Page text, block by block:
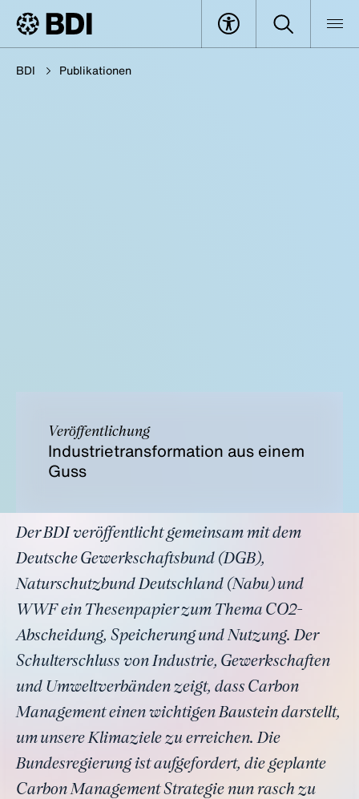
BDI Publikationen
Veröffentlichung
Industrietransformation aus einem
Guss
Der BDI veröffentlicht gemeinsam mit dem
Deutsche Gewerkschaftsbund (DGB),
Naturschutzbund Deutschland (Nabu) und
WWF ein Thesenpapier zum Thema CO2-
Abscheidung, Speicherung und Nutzung. Der
Schulterschluss von Industrie, Gewerkschaften
und Umweltverbänden zeigt, dass Carbon
Management einen wichtigen Baustein darstellt,
um unsere Klimaziele zu erreichen. Die
Bundesregierung ist aufgefordert, die geplante
Carbon Management Strategie nun rasch zu